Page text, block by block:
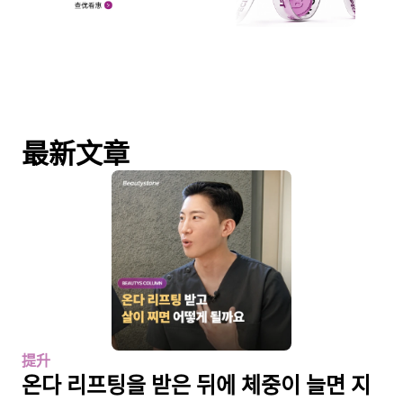
最新文章
提升
온다 리프팅을 받은 뒤에 체중이 늘면 지